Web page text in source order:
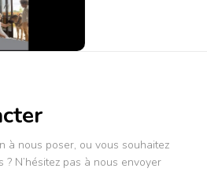
à nous poser, ou vous souhaitez
N’hésitez pas à nous envoyer